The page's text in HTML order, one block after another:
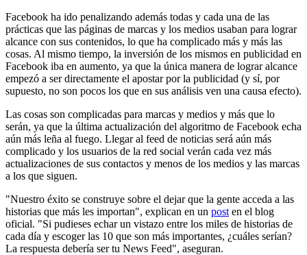
Facebook ha ido penalizando además todas y cada una de las
prácticas que las páginas de marcas y los medios usaban para lograr
alcance con sus contenidos, lo que ha complicado más y más las
cosas. Al mismo tiempo, la inversión de los mismos en publicidad en
Facebook iba en aumento, ya que la única manera de lograr alcance
empezó a ser directamente el apostar por la publicidad (y sí, por
supuesto, no son pocos los que en sus análisis ven una causa efecto).
Las cosas son complicadas para marcas y medios y más que lo
serán, ya que la última actualización del algoritmo de Facebook echa
aún más leña al fuego. Llegar al feed de noticias será aún más
complicado y los usuarios de la red social verán cada vez más
actualizaciones de sus contactos y menos de los medios y las marcas
a los que siguen.
"Nuestro éxito se construye sobre el dejar que la gente acceda a las
historias que más les importan", explican en un post en el blog
oficial. "Si pudieses echar un vistazo entre los miles de historias de
cada día y escoger las 10 que son más importantes, ¿cuáles serían?
La respuesta debería ser tu News Feed", aseguran.